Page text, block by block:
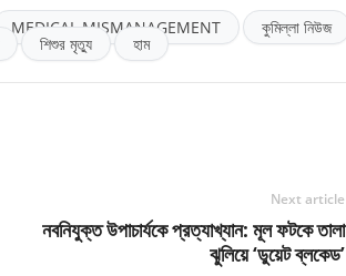
MEDICAL MISMANAGEMENT কুমিল্লা নিউজ
শিশুর মৃত্যু হাম
Next article
নবনিযুক্ত উপাচার্যকে প্রত্যাখ্যান: মূল ফটকে তালা
ঝুলিয়ে ‘ডুয়েট ব্লকেড’